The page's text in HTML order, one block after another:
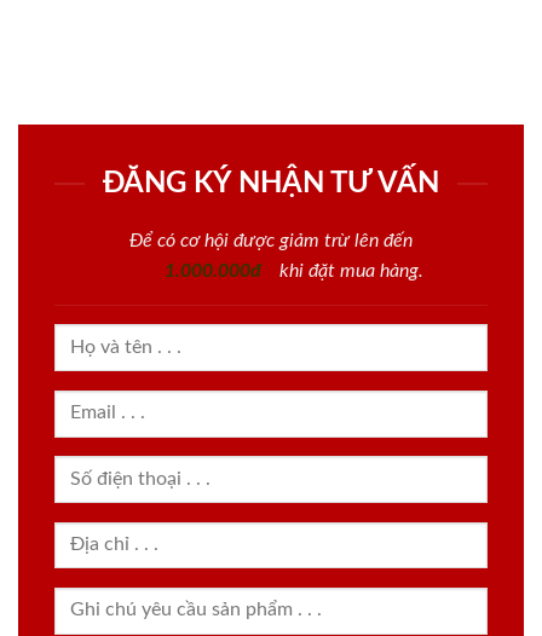
ĐĂNG KÝ NHẬN TƯ VẤN
Để có cơ hội được giảm trừ lên đến
1.000.000đ
khi đặt mua hàng.